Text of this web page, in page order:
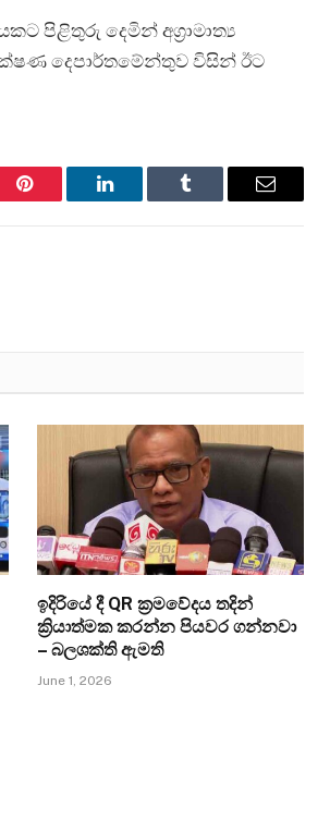
පිළිතුරු දෙමින් අග්‍රාමාත්‍ය
දෙපාර්තමේන්තුව විසින් ඊට
Pinterest LinkedIn Tumblr Email
ඉදිරියේ දී QR ක්‍රමවේදය තදින්
ක්‍රියාත්මක කරන්න පියවර ගන්නවා
– බලශක්ති ඇමති
June 1, 2026